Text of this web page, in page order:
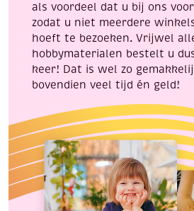
als voordeel dat u bij ons
zodat u niet meerdere
hoeft te bezoeken. Vrijwel
hobbymaterialen bestelt u
keer! Dat is wel zo
bovendien veel tijd én geld!